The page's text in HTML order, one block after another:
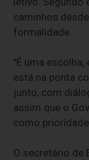
caminhos
formalidade.
"É uma
está na ponta
junto, com
assim que o
como
O secretário de